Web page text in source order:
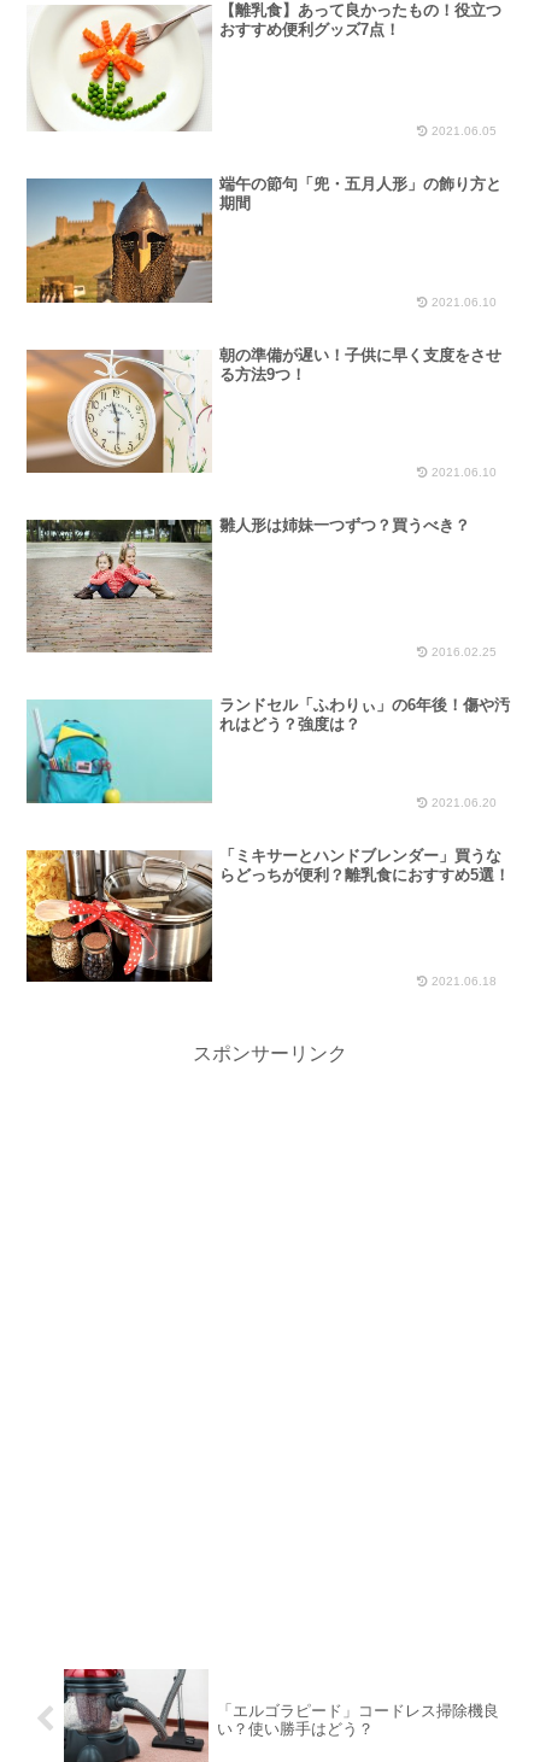
【離乳食】あって良かったもの！役立つ
おすすめ便利グッズ7点！
2021.06.05
端午の節句「兜・五月人形」の飾り方と
期間
2021.06.10
朝の準備が遅い！子供に早く支度をさせ
る方法9つ！
2021.06.10
雛人形は姉妹一つずつ？買うべき？
2016.02.25
ランドセル「ふわりぃ」の6年後！傷や汚
れはどう？強度は？
2021.06.20
「ミキサーとハンドブレンダー」買うな
らどっちが便利？離乳食におすすめ5選！
2021.06.18
スポンサーリンク
「エルゴラピード」コードレス掃除機良
い？使い勝手はどう？